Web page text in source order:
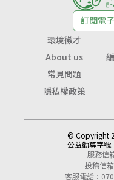
訂閱電
環境徵才
About us
常見問題
隱私權政策
© Copyright
公益勸募字號
服務信
投稿信箱
客服電話：